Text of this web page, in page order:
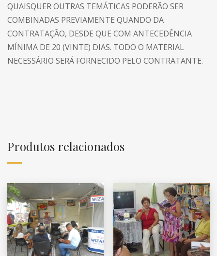
QUAISQUER OUTRAS TEMÁTICAS PODERÃO SER
COMBINADAS PREVIAMENTE QUANDO DA
CONTRATAÇÃO, DESDE QUE COM ANTECEDÊNCIA
MÍNIMA DE 20 (VINTE) DIAS. TODO O MATERIAL
NECESSÁRIO SERÁ FORNECIDO PELO CONTRATANTE.
Produtos relacionados